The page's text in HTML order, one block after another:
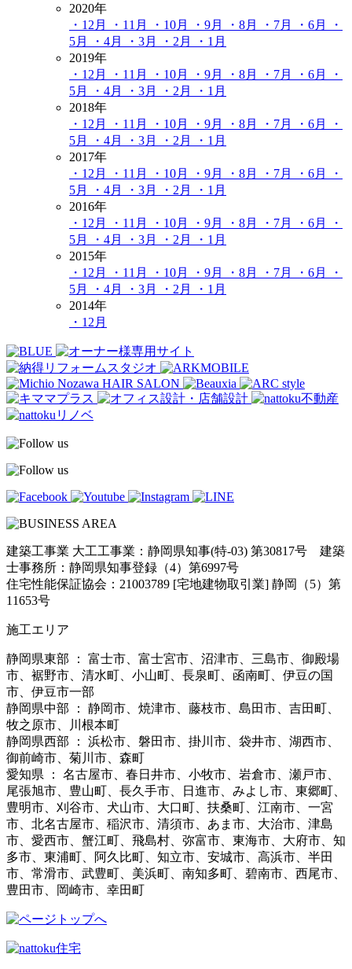
2020年
・12月
・11月 ・10月 ・9月 ・8月 ・7月 ・6月
・
5月
・4月 ・3月 ・2月
・1月
2019年
・12月
・11月 ・10月 ・9月 ・8月 ・7月 ・6月
・
5月
・4月 ・3月 ・2月
・1月
2018年
・12月
・11月 ・10月 ・9月 ・8月 ・7月 ・6月
・
5月
・4月 ・3月 ・2月
・1月
2017年
・12月
・11月 ・10月 ・9月 ・8月 ・7月 ・6月
・
5月
・4月 ・3月 ・2月
・1月
2016年
・12月
・11月 ・10月 ・9月 ・8月 ・7月 ・6月
・
5月
・4月 ・3月 ・2月
・1月
2015年
・12月
・11月 ・10月 ・9月 ・8月 ・7月 ・6月
・
5月
・4月 ・3月 ・2月
・1月
2014年
・12月
建築工事業 大工工事業：静岡県知事(特-03) 第30817号 建築
士事務所：静岡県知事登録（4）第6997号
住宅性能保証協会：21003789 [宅地建物取引業] 静岡（5）第
11653号
施工エリア
静岡県東部 ： 富士市、富士宮市、沼津市、三島市、御殿場
市、裾野市、清水町、小山町、長泉町、函南町、伊豆の国
市、伊豆市一部
静岡県中部 ： 静岡市、焼津市、藤枝市、島田市、吉田町、
牧之原市、川根本町
静岡県西部 ： 浜松市、磐田市、掛川市、袋井市、湖西市、
御前崎市、菊川市、森町
愛知県 ： 名古屋市、春日井市、小牧市、岩倉市、瀬戸市、
尾張旭市、豊山町、長久手市、日進市、みよし市、東郷町、
豊明市、刈谷市、犬山市、大口町、扶桑町、江南市、一宮
市、北名古屋市、稲沢市、清須市、あま市、大治市、津島
市、愛西市、蟹江町、飛島村、弥富市、東海市、大府市、知
多市、東浦町、阿久比町、知立市、安城市、高浜市、半田
市、常滑市、武豊町、美浜町、南知多町、碧南市、西尾市、
豊田市、岡崎市、幸田町